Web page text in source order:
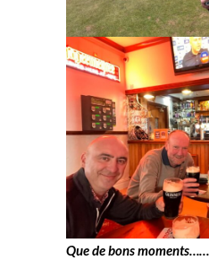
Que de bons moments……